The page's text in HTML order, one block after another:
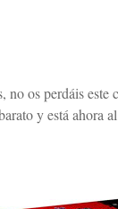
no os perdáis
y está ahora